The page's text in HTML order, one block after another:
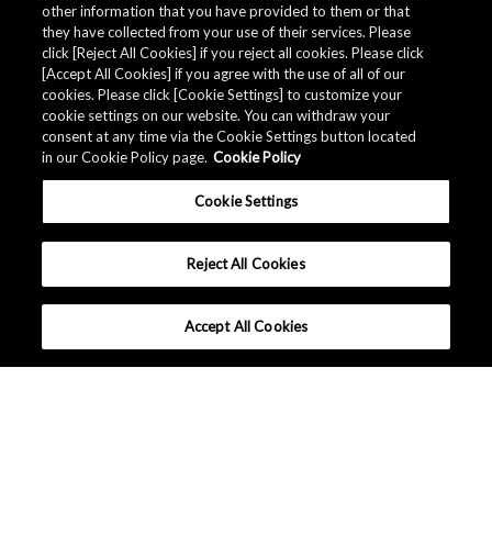
製品やサンプル、評価ボードの見積り、購入、販売代理
店の紹介、製品仕様や技術内容、製品に関する資料、技
術的な質問、環境基準適合など専用フォームに必要事項
を記入の上、送信してください。
Concact AKM
other information that you have provided to them or that
they have collected from your use of their services. Please
click [Reject All Cookies] if you reject all cookies. Please click
[Accept All Cookies] if you agree with the use of all of our
cookies. Please click [Cookie Settings] to customize your
cookie settings on our website. You can withdraw your
consent at any time via the Cookie Settings button located
in our Cookie Policy page. Cookie Policy
Cookie Settings
Reject All Cookies
Accept All Cookies